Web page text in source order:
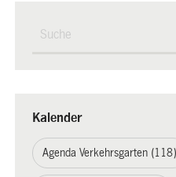
Kalender
Agenda Verkehrsgarten (118)